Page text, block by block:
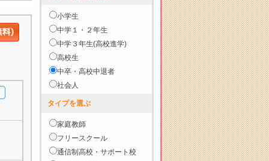
小学生
中学１・２年生
中学３年生(高校進学)
高校生
中卒・高校中退者
社会人
タイプを選ぶ
家庭教師
フリースクール
通信制高校・サポート校